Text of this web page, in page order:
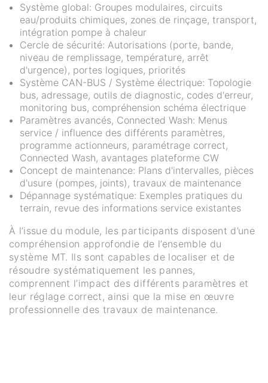
Système global: Groupes modulaires, circuits
eau/produits chimiques, zones de rinçage, transport,
intégration pompe à chaleur
Cercle de sécurité: Autorisations (porte, bande,
niveau de remplissage, température, arrêt
d'urgence), portes logiques, priorités
Système CAN-BUS / Système électrique: Topologie
bus, adressage, outils de diagnostic, codes d'erreur,
monitoring bus, compréhension schéma électrique
Paramètres avancés, Connected Wash: Menus
service / influence des différents paramètres,
programme actionneurs, paramétrage correct,
Connected Wash, avantages plateforme CW
Concept de maintenance: Plans d'intervalles, pièces
d'usure (pompes, joints), travaux de maintenance
Dépannage systématique: Exemples pratiques du
terrain, revue des informations service existantes
À l’issue du module, les participants disposent d’une
compréhension approfondie de l’ensemble du
système MT. Ils sont capables de localiser et de
résoudre systématiquement les pannes,
comprennent l’impact des différents paramètres et
leur réglage correct, ainsi que la mise en œuvre
professionnelle des travaux de maintenance.